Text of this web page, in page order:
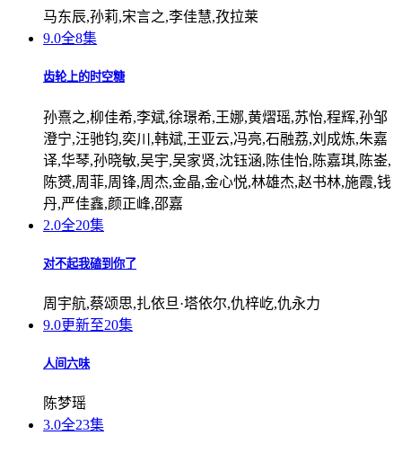
马东辰,孙莉,宋言之,李佳慧,孜拉莱
9.0全8集
齿轮上的时空糖
孙熹之,柳佳希,李斌,徐璟希,王娜,黄熠瑶,苏怡,程辉,孙邹
澄宁,汪驰钧,奕川,韩斌,王亚云,冯亮,石融荔,刘成炼,朱嘉
译,华琴,孙晓敏,吴宇,吴家贤,沈钰涵,陈佳怡,陈嘉琪,陈崟,
陈赟,周菲,周锋,周杰,金晶,金心悦,林雄杰,赵书林,施霞,钱
丹,严佳鑫,颜正峰,邵嘉
2.0全20集
对不起我磕到你了
周宇航,蔡颂思,扎依旦·塔依尔,仇梓屹,仇永力
9.0更新至20集
人间六味
陈梦瑶
3.0全23集